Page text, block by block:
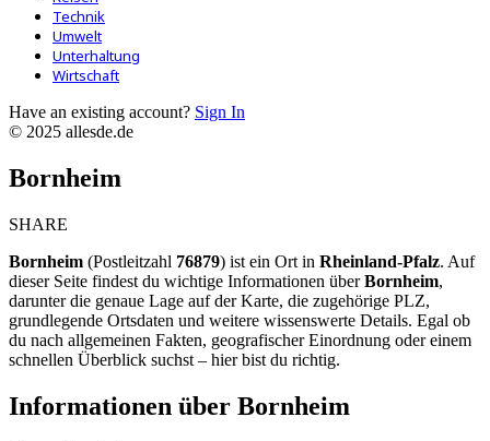
Technik
Umwelt
Unterhaltung
Wirtschaft
Have an existing account? Sign In
© 2025 allesde.de
Bornheim
SHARE
Bornheim (Postleitzahl 76879) ist ein Ort in Rheinland-Pfalz. Auf
dieser Seite findest du wichtige Informationen überBornheim,
darunter die genaue Lage auf der Karte, die zugehörige PLZ,
grundlegende Ortsdaten und weitere wissenswerte Details. Egal ob
du nach allgemeinen Fakten, geografischer Einordnung oder einem
schnellen Überblick suchst – hier bist du richtig.
Informationen über Bornheim